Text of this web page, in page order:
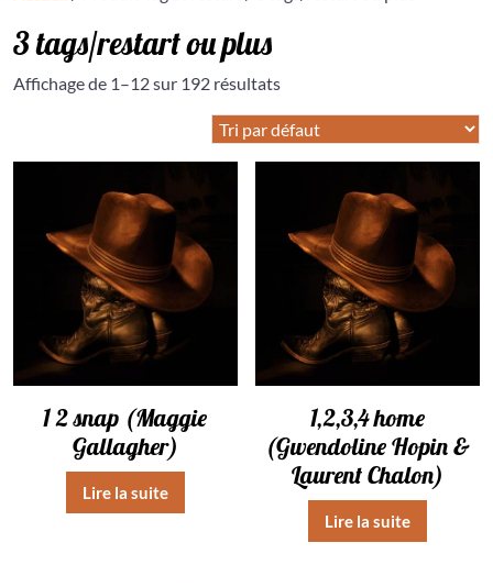
3 tags/restart ou plus
Affichage de 1–12 sur 192 résultats
1 2 snap (Maggie
Gallagher)
Lire la suite
1,2,3,4 home
(Gwendoline Hopin &
Laurent Chalon)
Lire la suite